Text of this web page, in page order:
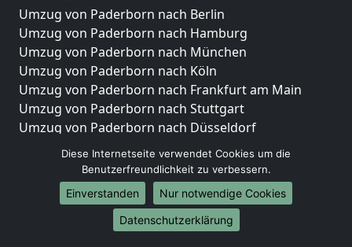
Umzug von Paderborn nach Berlin
Umzug von Paderborn nach Hamburg
Umzug von Paderborn nach München
Umzug von Paderborn nach Köln
Umzug von Paderborn nach Frankfurt am Main
Umzug von Paderborn nach Stuttgart
Umzug von Paderborn nach Düsseldorf
Umzug von Paderborn nach Leipzig
Umzug von Paderborn nach Dortmund
Umzug von Paderborn nach Essen
Umzug von Paderborn nach Bremen
Umzug von Paderborn nach Dresden
Diese Internetseite verwendet Cookies um die
Benutzerfreundlichkeit zu verbessern.
Einverstanden
Nur notwendige Cookies
Datenschutzerklärung